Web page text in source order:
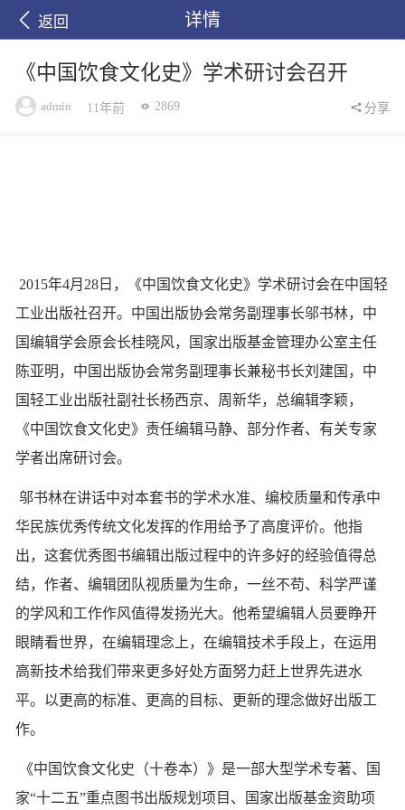
返回 详情
《中国饮食文化史》学术研讨会召开
admin 11年前 2869 分享
2015年4月28日，《中国饮食文化史》学术研讨会在中国轻
工业出版社召开。中国出版协会常务副理事长邬书林，中
国编辑学会原会长桂晓风，国家出版基金管理办公室主任
陈亚明，中国出版协会常务副理事长兼秘书长刘建国，中
国轻工业出版社副社长杨西京、周新华，总编辑李颖，
《中国饮食文化史》责任编辑马静、部分作者、有关专家
学者出席研讨会。
邬书林在讲话中对本套书的学术水准、编校质量和传承中
华民族优秀传统文化发挥的作用给予了高度评价。他指
出，这套优秀图书编辑出版过程中的许多好的经验值得总
结，作者、编辑团队视质量为生命，一丝不苟、科学严谨
的学风和工作作风值得发扬光大。他希望编辑人员要睁开
眼睛看世界，在编辑理念上，在编辑技术手段上，在运用
高新技术给我们带来更多好处方面努力赶上世界先进水
平。以更高的标准、更高的目标、更新的理念做好出版工
作。
《中国饮食文化史（十卷本）》是一部大型学术专著、国
家“十二五”重点图书出版规划项目、国家出版基金资助项